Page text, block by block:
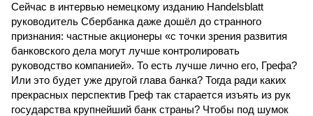
Сейчас в интервью немецкому изданию Handelsblatt
руководитель Сбербанка даже дошёл до странного
признания: частные акционеры «с точки зрения развития
банковского дела могут лучше контролировать
руководство компанией». То есть лучше лично его, Грефа?
Или это будет уже другой глава банка? Тогда ради каких
прекрасных перспектив Греф так старается изъять из рук
государства крупнейший банк страны? Чтобы под шумок